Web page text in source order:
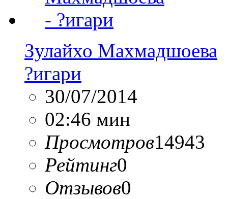
Зулайхо Махмадшоева
?игари
30/07/2014
02:46 мин
Просмотров14943
Рейтинг0
Отзывов0